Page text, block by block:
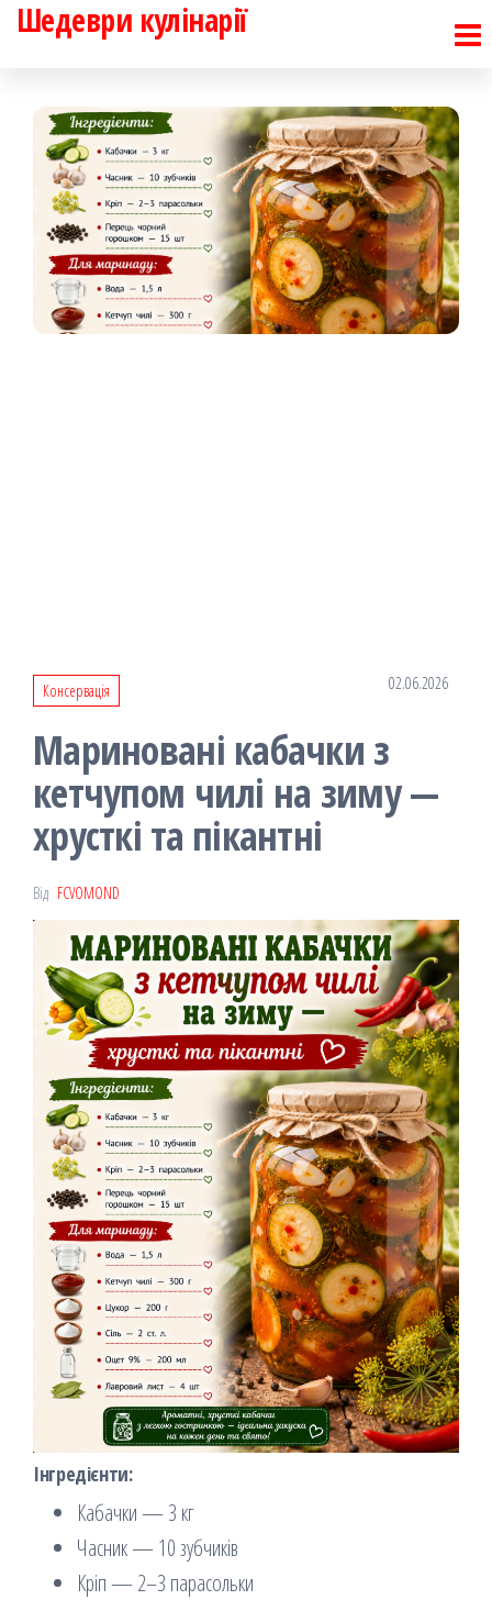
Перейти
Шедеври кулінарії
Консервація 02.06.2026
Мариновані кабачки з
кетчупом чилі на зиму —
хрусткі та пікантні
Від FCVOMOND
Інгредієнти:
Кабачки — 3 кг
Часник — 10 зубчиків
Кріп — 2–3 парасольки